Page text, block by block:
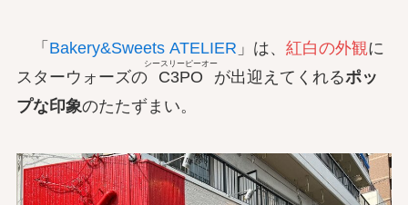
「 Bakery&Sweets ATELIER 」は、 紅白の外観に
スターウォーズの
C3PO
シースリーピーオー
が出迎えてくれるポッ
プな印象のたたずまい。